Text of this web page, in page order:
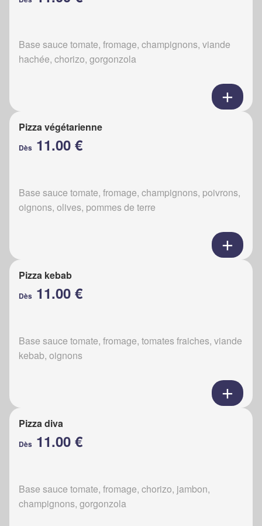
Base sauce tomate, fromage, champignons, viande
hachée, chorizo, gorgonzola
Pizza végétarienne
Dès 11.00 €
Base sauce tomate, fromage, champignons, poivrons,
oignons, olives, pommes de terre
Pizza kebab
Dès 11.00 €
Base sauce tomate, fromage, tomates fraiches, viande
kebab, oignons
Pizza diva
Dès 11.00 €
Base sauce tomate, fromage, chorizo, jambon,
champignons, gorgonzola